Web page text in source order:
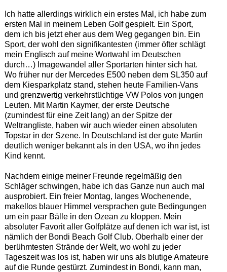
Ich hatte allerdings wirklich ein erstes Mal, ich habe zum
ersten Mal in meinem Leben Golf gespielt. Ein Sport,
dem ich bis jetzt eher aus dem Weg gegangen bin. Ein
Sport, der wohl den signifikantesten (immer öfter schlägt
mein Englisch auf meine Wortwahl im Deutschen
durch…) Imagewandel aller Sportarten hinter sich hat.
Wo früher nur der Mercedes E500 neben dem SL350 auf
dem Kiesparkplatz stand, stehen heute Familien-Vans
und grenzwertig verkehrstüchtige VW Polos von jungen
Leuten. Mit Martin Kaymer, der erste Deutsche
(zumindest für eine Zeit lang) an der Spitze der
Weltrangliste, haben wir auch wieder einen absoluten
Topstar in der Szene. In Deutschland ist der gute Martin
deutlich weniger bekannt als in den USA, wo ihn jedes
Kind kennt.
Nachdem einige meiner Freunde regelmäßig den
Schläger schwingen, habe ich das Ganze nun auch mal
ausprobiert. Ein freier Montag, langes Wochenende,
makellos blauer Himmel versprachen gute Bedingungen
um ein paar Bälle in den Ozean zu kloppen. Mein
absoluter Favorit aller Golfplätze auf denen ich war ist, ist
nämlich der Bondi Beach Golf Club. Oberhalb einer der
berühmtesten Strände der Welt, wo wohl zu jeder
Tageszeit was los ist, haben wir uns als blutige Amateure
auf die Runde gestürzt. Zumindest in Bondi, kann man,